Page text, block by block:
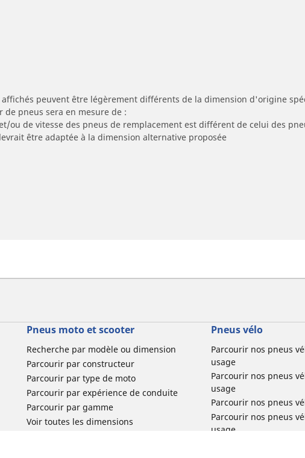
affichés peuvent être légèrement différents de la dimension d'origine
pneus sera en mesure de :
ou de vitesse des pneus de remplacement est différent de celui des
être adaptée à la dimension alternative proposée
Pneus moto et scooter
Recherche par modèle ou dimension
Parcourir par constructeur
Parcourir par type de moto
Parcourir par expérience de conduite
Parcourir par gamme
Voir toutes les dimensions
Pneus vélo
Parcourir nos pneus
usage
Parcourir nos pneus
usage
Parcourir nos pneus
Parcourir nos pneus
usage